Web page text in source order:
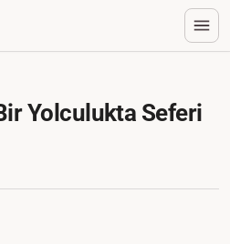
Yolculukta Seferi